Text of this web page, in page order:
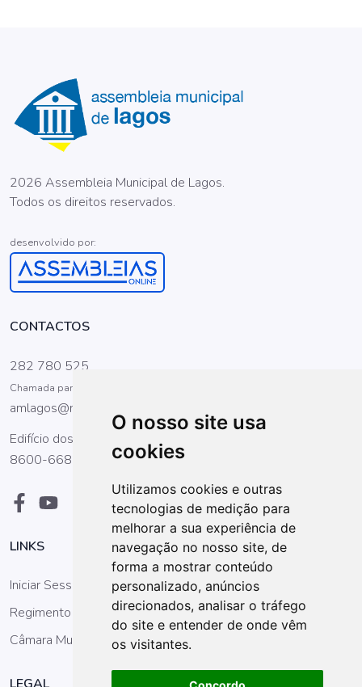
O nosso site usa
cookies
Utilizamos cookies e outras
tecnologias de medição para
melhorar a sua experiência de
navegação no nosso site, de
forma a mostrar conteúdo
personalizado, anúncios
direcionados, analisar o tráfego
do site e entender de onde vêm
os visitantes.
2026 Assembleia Municipal de Lagos.
Todos os direitos reservados.
desenvolvido por:
CONTACTOS
282 780 525
Chamada para a rede fixa nacional
amlagos@mail.telepac.pt
Edifício dos Antigos Paços do Concelho, Praça Gil Eanes.
8600-668 Lagos
LINKS
Iniciar Sessão
Regimento da AM
Câmara Municipal